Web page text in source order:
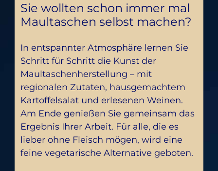
Sie wollten schon immer mal
Maultaschen selbst machen?
In entspannter Atmosphäre lernen Sie
Schritt für Schritt die Kunst der
Maultaschenherstellung – mit
regionalen Zutaten, hausgemachtem
Kartoffelsalat und erlesenen Weinen.
Am Ende genießen Sie gemeinsam das
Ergebnis Ihrer Arbeit. Für alle, die es
lieber ohne Fleisch mögen, wird eine
feine vegetarische Alternative geboten.